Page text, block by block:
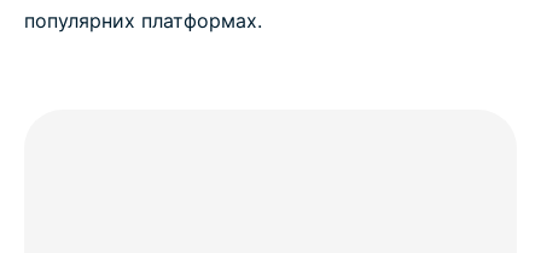
популярних платформах.